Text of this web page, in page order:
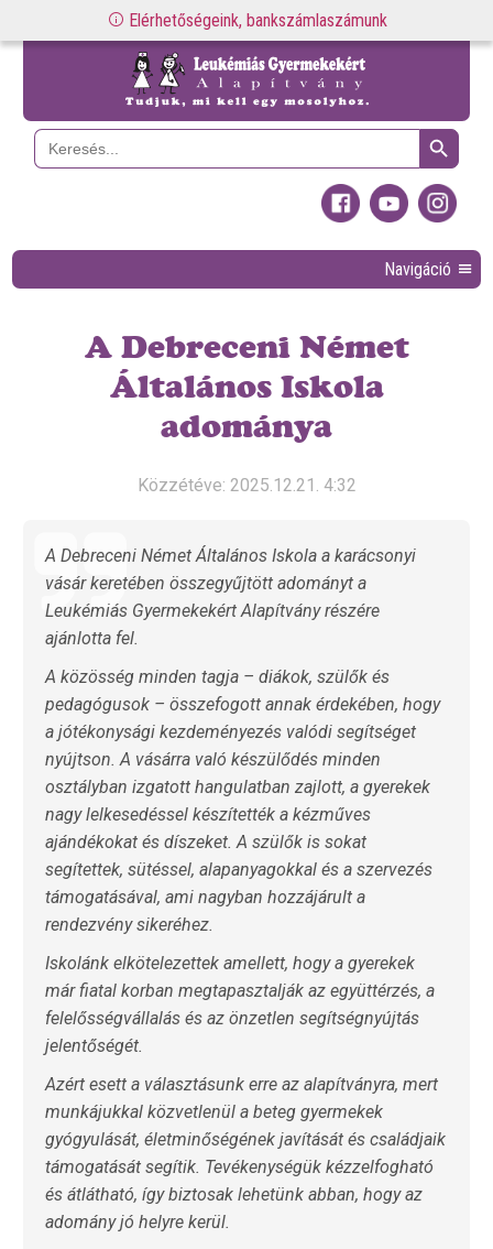
Elérhetőségeink, bankszámlaszámunk
Search
for:
Search Button
Navigáció
A Debreceni Német
Általános Iskola
adománya
Közzétéve: 2025.12.21. 4:32
A Debreceni Német Általános Iskola a karácsonyi
vásár keretében összegyűjtött adományt a
Leukémiás Gyermekekért Alapítvány részére
ajánlotta fel.
A közösség minden tagja – diákok, szülők és
pedagógusok – összefogott annak érdekében, hogy
a jótékonysági kezdeményezés valódi segítséget
nyújtson. A vásárra való készülődés minden
osztályban izgatott hangulatban zajlott, a gyerekek
nagy lelkesedéssel készítették a kézműves
ajándékokat és díszeket. A szülők is sokat
segítettek, sütéssel, alapanyagokkal és a szervezés
támogatásával, ami nagyban hozzájárult a
rendezvény sikeréhez.
Iskolánk elkötelezettek amellett, hogy a gyerekek
már fiatal korban megtapasztalják az együttérzés, a
felelősségvállalás és az önzetlen segítségnyújtás
jelentőségét.
Azért esett a választásunk erre az alapítványra, mert
munkájukkal közvetlenül a beteg gyermekek
gyógyulását, életminőségének javítását és családjaik
támogatását segítik. Tevékenységük kézzelfogható
és átlátható, így biztosak lehetünk abban, hogy az
adomány jó helyre kerül.